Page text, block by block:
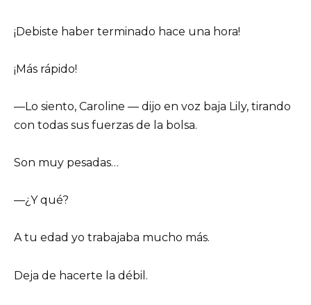
¡Debiste haber terminado hace una hora!
¡Más rápido!
—Lo siento, Caroline — dijo en voz baja Lily, tirando
con todas sus fuerzas de la bolsa.
Son muy pesadas…
—¿Y qué?
A tu edad yo trabajaba mucho más.
Deja de hacerte la débil.